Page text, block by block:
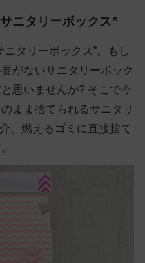
ニタリーボックス”
タリーボックス”。もし
がないサニタリーボック
思いませんか? そこで今
まま捨てられるサニタリ
。燃えるゴミに直接捨て